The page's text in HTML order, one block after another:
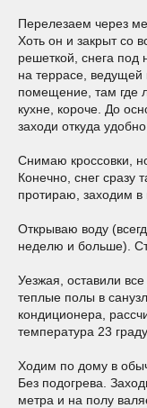
Перелезаем через
Хоть он и закрыт со
решеткой, снега под
на террасе, ведущей
помещение, там где
кухне, короче. До
заходи откуда удобно.
Снимаю кроссовки,
Конечно, снег сразу
протираю, заходим в
Открываю воду
неделю и больше).
Уезжая, оставили
теплые полы в
кондиционера,
температура 23
Ходим по дому в
Без подогрева.
метра и на полу